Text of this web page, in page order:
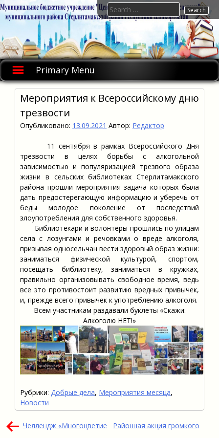
Skip
to
Primary Menu
Search
for:
Мероприятия к Всероссийскому дню
трезвости
Опубликовано: 13.09.2021 Автор: Редактор
11 сентября в рамках Всероссийского Дня
трезвости в целях борьбы с алкогольной
зависимостью и популяризацией трезвого образа
жизни в сельских библиотеках Стерлитамакского
района прошли мероприятия задача которых была
дать предостерегающую информацию и уберечь от
беды молодое поколение от последствий
злоупотребления для собственного здоровья.
Библиотекари и волонтеры прошлись по улицам
села с лозунгами и речовками о вреде алкоголя,
призывая односельчан вести здоровый образ жизни:
заниматься физической культурой, спортом,
посещать библиотеку, заниматься в кружках,
правильно организовывать свободное время, ведь
все это противостоит развитию вредных привычек,
и, прежде всего привычек к употреблению алкоголя.
Всем участникам раздавали буклеты «Скажи:
Алкоголю НЕТ!»
Рубрики: Добрые дела, Мероприятия месяца,
Новости
Навигация
Челлендж «Многоцветие
Районная акция громкого